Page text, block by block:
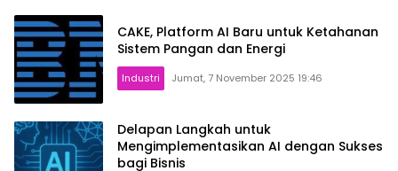
CAKE, Platform AI Baru untuk Ketahanan
Sistem Pangan dan Energi
Industri Jumat, 7 November 2025 19:46
Delapan Langkah untuk
Mengimplementasikan AI dengan Sukses